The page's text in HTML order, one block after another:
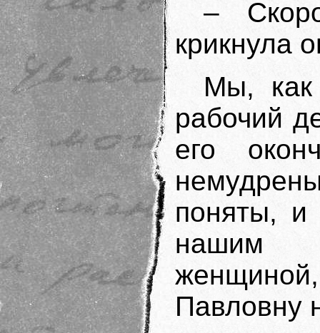
–
крикнула
Мы, как
рабочий
его
поняты, и
нашим
Павловну